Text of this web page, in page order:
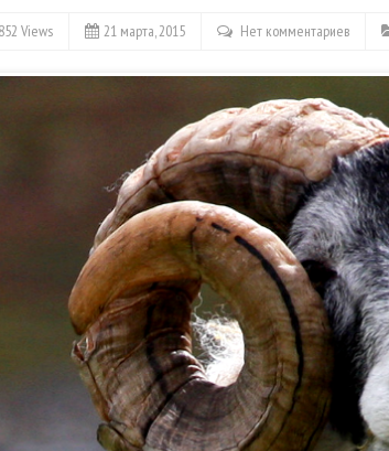
Views 21 марта, 2015 Нет комментариев